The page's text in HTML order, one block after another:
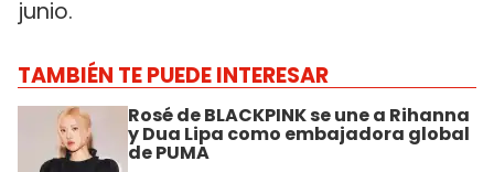
junio.
TAMBIÉN TE PUEDE INTERESAR
Rosé de BLACKPINK se une a Rihanna
y Dua Lipa como embajadora global
de PUMA